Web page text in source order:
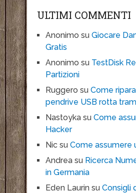
ULTIMI COMMENTI
Anonimo su Giocare
Gratis
Anonimo su TestDisk
Partizioni
Ruggero su Come
pendrive USB rotta
Nastoykasu Come
Hacker
Nicsu Come assumere
Andreasu Ricerca
in Germania
Eden Laurinsu Consigli